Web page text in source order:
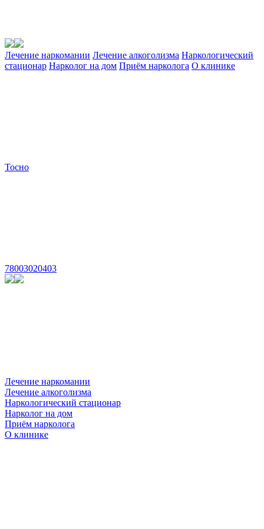
Лечение наркомании Лечение алкоголизма Наркологический
стационар Нарколог на дом Приём нарколога О клинике
Тосно
78003020403
Лечение наркомании
Лечение алкоголизма
Наркологический стационар
Нарколог на дом
Приём нарколога
О клинике